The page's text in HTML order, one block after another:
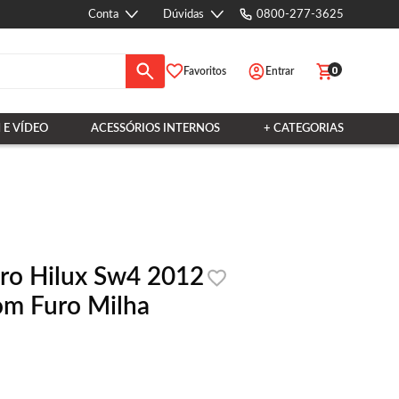
Conta Dúvidas 0800-277-3625
Favoritos Entrar 0
E VÍDEO ACESSÓRIOS INTERNOS + CATEGORIAS
Hilux Sw4 2012
Furo Milha